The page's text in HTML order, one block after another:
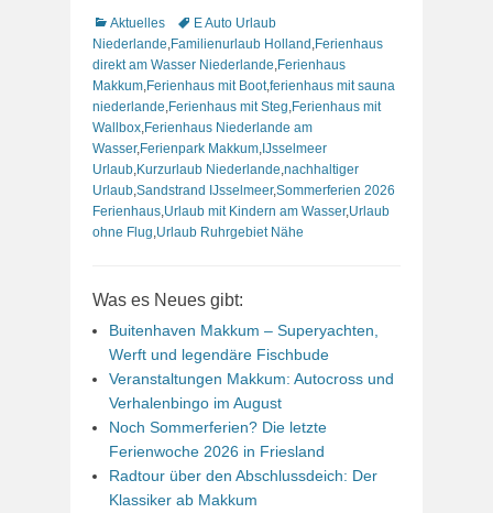
Kategorien
Aktuelles Schlagworte
E Auto Urlaub
Niederlande Familienurlaub Holland Ferienhaus
direkt am Wasser Niederlande Ferienhaus
Makkum Ferienhaus mit Boot,ferienhaus mit sauna
niederlande Ferienhaus mit Steg Ferienhaus mit
Wallbox Ferienhaus Niederlande am
Wasser, Ferienpark Makkum IJsselmeer
Urlaub Kurzurlaub Niederlande nachhaltiger
Urlaub Sandstrand IJsselmeer,Sommerferien 2026
Ferienhaus Urlaub mit Kindern am Wasser, Urlaub
ohne Flug Urlaub Ruhrgebiet Nähe
Was es Neues gibt:
Buitenhaven Makkum – Superyachten,
Werft und legendäre Fischbude
Veranstaltungen Makkum: Autocross und
Verhalenbingo im August
Noch Sommerferien? Die letzte
Ferienwoche 2026 in Friesland
Radtour über den Abschlussdeich: Der
Klassiker ab Makkum